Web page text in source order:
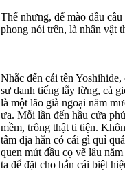
Thế nhưng, để mào đầu
phong nói trên, là nhân vật
Nhắc đến cái tên
sư danh tiếng lẫy lừng, cả
là một lão già ngoại năm
ưa. Mỗi lần đến hầu cửa
mềm, trông thật ti tiện.
tâm địa hắn có cái gì quỉ
quen mút đầu cọ vẽ lâu
ta để đặt cho hắn cái biệt